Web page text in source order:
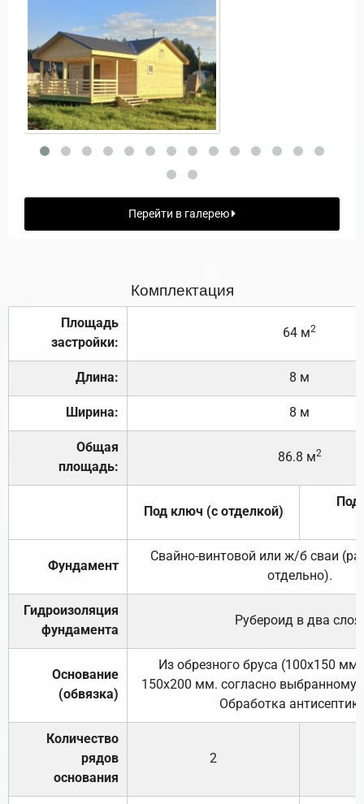
Перейти в галерею
Комплектация
Площадь
застройки:
64 м2
Длина: 8 м
Ширина: 8 м
Общая
площадь:
86.8 м2
Под ключ (с отделкой)
Под
Фундамент
Свайно-винтовой или ж/б сваи
отдельно).
Гидроизоляция
фундамента
Рубероид в два слоя.
Основание
(обвязка)
Из обрезного бруса (100х150
150х200 мм. согласно выбранному
Обработка
Количество
рядов
основания
2